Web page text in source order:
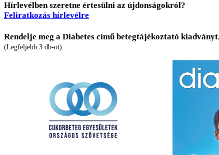
Hírlevélben szeretne értesülni az újdonságokról?
Feliratkozás hírlevélre
Rendelje meg a Diabetes című betegtájékoztató
(Legfeljebb 3 db-ot)